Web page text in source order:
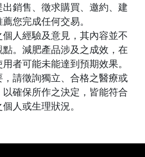
銷售、徵求購買、邀約、建
您完成任何交易。
人經驗及意見，其內容並不
。減肥產品涉及之成效，在
者可能未能達到預期效果。
，請徵詢獨立、合格之醫療或
確保所作之決定，皆能符合
人或生理狀況。